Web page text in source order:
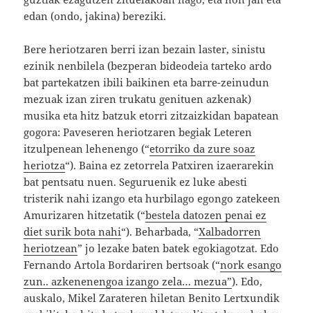
edan (ondo, jakina) bereziki.
Bere heriotzaren berri izan bezain laster, sinistu
ezinik nenbilela (bezperan bideodeia tarteko ardo
bat partekatzen ibili baikinen eta barre-zeinudun
mezuak izan ziren trukatu genituen azkenak)
musika eta hitz batzuk etorri zitzaizkidan bapatean
gogora: Paveseren heriotzaren begiak Leteren
itzulpenean lehenengo (“etorriko da zure soaz
heriotza“). Baina ez zetorrela Patxiren izaerarekin
bat pentsatu nuen. Seguruenik ez luke abesti
tristerik nahi izango eta hurbilago egongo zatekeen
Amurizaren hitzetatik (“bestela datozen penai ez
diet surik bota nahi“). Beharbada, “Xalbadorren
heriotzean” jo lezake baten batek egokiagotzat. Edo
Fernando Artola Bordariren bertsoak (“nork esango
zun.. azkenenengoa izango zela… mezua”). Edo,
auskalo, Mikel Zarateren hiletan Benito Lertxundik